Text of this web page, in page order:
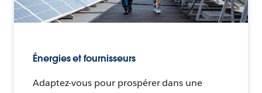
Énergies et fournisseurs
Adaptez-vous pour prospérer dans une